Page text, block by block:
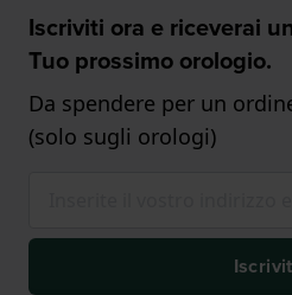
Iscriviti ora e riceverai
Tuo prossimo orologio.
Da spendere per un
(solo sugli orologi)